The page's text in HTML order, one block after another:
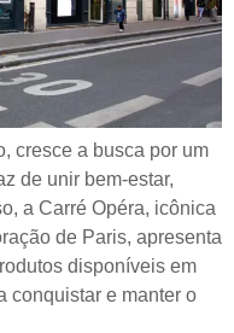
cresce a busca por um
de unir bem-estar,
a Carré Opéra, icônica
de Paris, apresenta
disponíveis em
conquistar e manter o